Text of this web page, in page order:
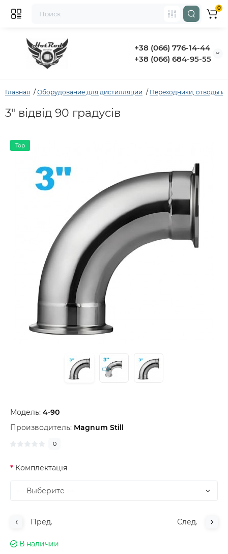
+38 (066) 776-14-44
‭+38 (066) 684-95-55‬
0
Главная Оборудование для дистилляции Переходники, отводы и
3" відвід 90 градусів
Top
Модель: 4-90
Производитель: Magnum Still
0
Комплектація
Пред. След.
В наличии